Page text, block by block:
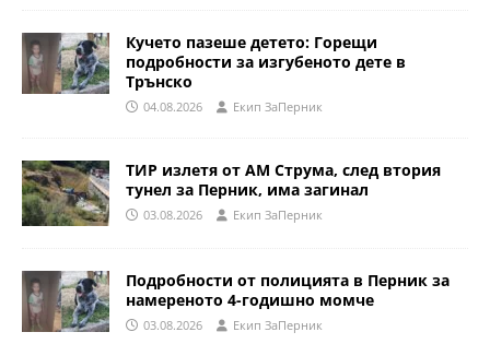
Кучето пазеше детето: Горещи
подробности за изгубеното дете в
Трънско
04.08.2026 Eкип ЗаПерник
ТИР излетя от АМ Струма, след втория
тунел за Перник, има загинал
03.08.2026 Eкип ЗаПерник
Подробности от полицията в Перник за
намереното 4-годишно момче
03.08.2026 Eкип ЗаПерник